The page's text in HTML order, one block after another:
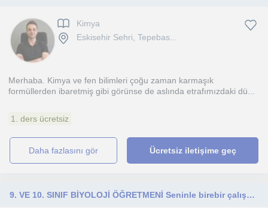
Kimya
Eskisehir Sehri, Tepebas...
Merhaba. Kimya ve fen bilimleri çoğu zaman karmaşık
formüllerden ibaretmiş gibi görünse de aslında etrafımızdaki dü...
1. ders ücretsiz
daha fazlasını gör Ücretsiz iletişime geç
9. VE 10. SINIF BİYOLOJİ ÖĞRETMENİ Seninle birebir çalışarak sıkılmadan,çeşitli soru çözümü, ödevlendirme, anlaşılır konu anlatımı